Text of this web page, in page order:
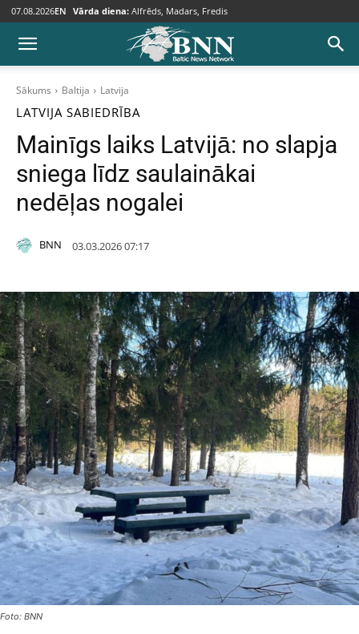
07.08.2026EN Vārda diena: Alfrēds, Madars, Fredis
Sākums Baltija Latvija
LATVIJA SABIEDRĪBA
Mainīgs laiks Latvijā: no slapja
sniega līdz saulainākai
nedēļas nogalei
BNN 03.03.2026 07:17
Foto: BNN